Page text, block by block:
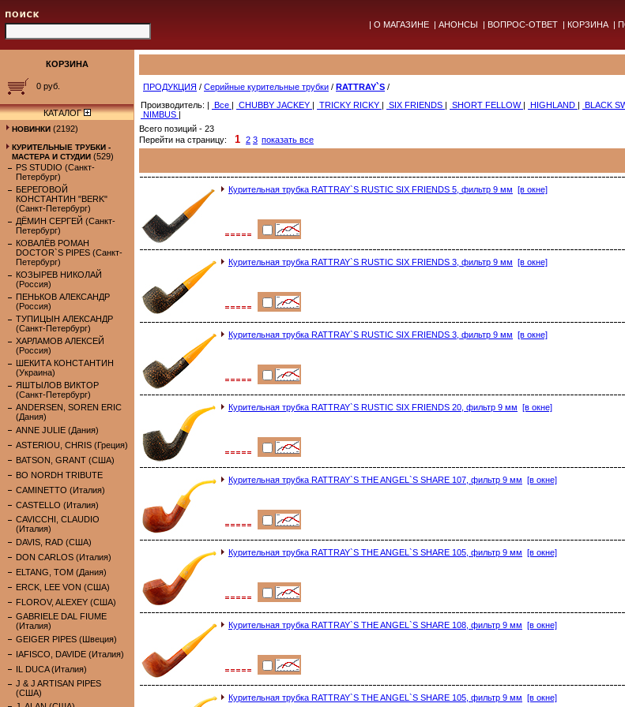
| О МАГАЗИНЕ | АНОНСЫ | ВОПРОС-ОТВЕТ | КОРЗИНА |
КОРЗИНА
0 руб.
КАТАЛОГ
НОВИНКИ (2192)
КУРИТЕЛЬНЫЕ ТРУБКИ -
МАСТЕРА И СТУДИИ (529)
PS STUDIO (Санкт-
Петербург)
БЕРЕГОВОЙ
КОНСТАНТИН "BERK"
(Санкт-Петербург)
ДЁМИН СЕРГЕЙ (Санкт-
Петербург)
КОВАЛЁВ РОМАН
DOCTOR`S PIPES (Санкт-
Петербург)
КОЗЫРЕВ НИКОЛАЙ
(Россия)
ПЕНЬКОВ АЛЕКСАНДР
(Россия)
ТУПИЦЫН АЛЕКСАНДР
(Санкт-Петербург)
ХАРЛАМОВ АЛЕКСЕЙ
(Россия)
ШЕКИТА КОНСТАНТИН
(Украина)
ЯШТЫЛОВ ВИКТОР
(Санкт-Петербург)
ANDERSEN, SOREN ERIC
(Дания)
ANNE JULIE (Дания)
ASTERIOU, CHRIS (Греция)
BATSON, GRANT (США)
BO NORDH TRIBUTE
CAMINETTO (Италия)
CASTELLO (Италия)
CAVICCHI, CLAUDIO
(Италия)
DAVIS, RAD (США)
DON CARLOS (Италия)
ELTANG, TOM (Дания)
ERCK, LEE VON (США)
FLOROV, ALEXEY (США)
GABRIELE DAL FIUME
(Италия)
GEIGER PIPES (Швеция)
IAFISCO, DAVIDE (Италия)
IL DUCA (Италия)
J & J ARTISAN PIPES
(США)
ПРОДУКЦИЯ / Серийные курительные трубки / RATTRAY`S /
Производитель: | Все | CHUBBY JACKEY | TRICKY RICKY | SIX FRIENDS | SHORT FELLOW | HIGHLAND | BLACK
NIMBUS |
Всего позиций - 23
Перейти на страницу:
1 2 3 показать все
Курительная трубка RATTRAY`S RUSTIC SIX FRIENDS 5, фильтр 9 мм [в окне]
Курительная трубка RATTRAY`S RUSTIC SIX FRIENDS 3, фильтр 9 мм [в окне]
Курительная трубка RATTRAY`S RUSTIC SIX FRIENDS 3, фильтр 9 мм [в окне]
Курительная трубка RATTRAY`S RUSTIC SIX FRIENDS 20, фильтр 9 мм [в окне]
Курительная трубка RATTRAY`S THE ANGEL`S SHARE 107, фильтр 9 мм [в окне]
Курительная трубка RATTRAY`S THE ANGEL`S SHARE 105, фильтр 9 мм [в окне]
Курительная трубка RATTRAY`S THE ANGEL`S SHARE 108, фильтр 9 мм [в окне]
Курительная трубка RATTRAY`S THE ANGEL`S SHARE 105, фильтр 9 мм [в окне]